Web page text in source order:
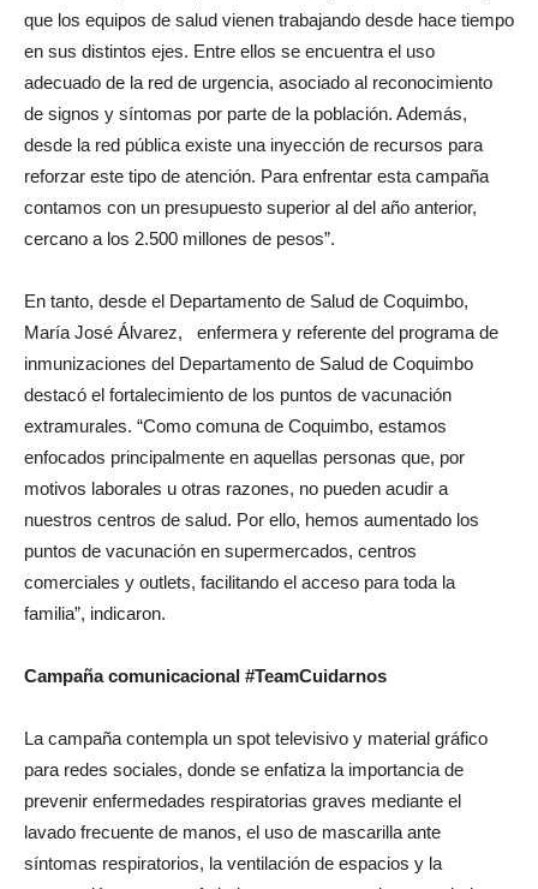
que los equipos de salud vienen trabajando desde hace tiempo
en sus distintos ejes. Entre ellos se encuentra el uso
adecuado de la red de urgencia, asociado al reconocimiento
de signos y síntomas por parte de la población. Además,
desde la red pública existe una inyección de recursos para
reforzar este tipo de atención. Para enfrentar esta campaña
contamos con un presupuesto superior al del año anterior,
cercano a los 2.500 millones de pesos”.
En tanto, desde el Departamento de Salud de Coquimbo,
María José Álvarez, enfermera y referente del programa de
inmunizaciones del Departamento de Salud de Coquimbo
destacó el fortalecimiento de los puntos de vacunación
extramurales. “Como comuna de Coquimbo, estamos
enfocados principalmente en aquellas personas que, por
motivos laborales u otras razones, no pueden acudir a
nuestros centros de salud. Por ello, hemos aumentado los
puntos de vacunación en supermercados, centros
comerciales y outlets, facilitando el acceso para toda la
familia”, indicaron.
Campaña comunicacional #TeamCuidarnos
La campaña contempla un spot televisivo y material gráfico
para redes sociales, donde se enfatiza la importancia de
prevenir enfermedades respiratorias graves mediante el
lavado frecuente de manos, el uso de mascarilla ante
síntomas respiratorios, la ventilación de espacios y la